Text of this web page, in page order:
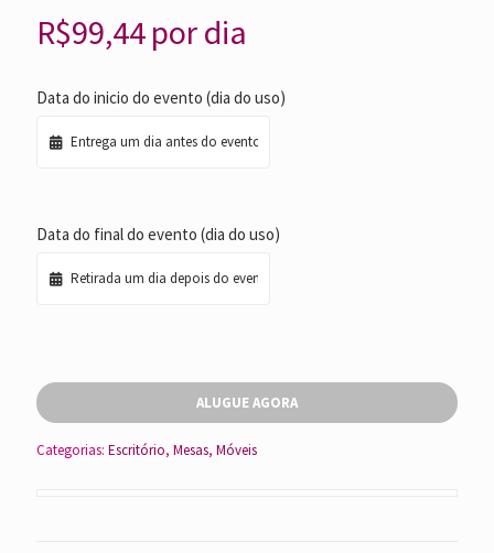
R$99,44por dia
Data do inicio do evento (dia do uso)
Data do final do evento (dia do uso)
ALUGUE AGORA
Categorias: Escritório, Mesas, Móveis